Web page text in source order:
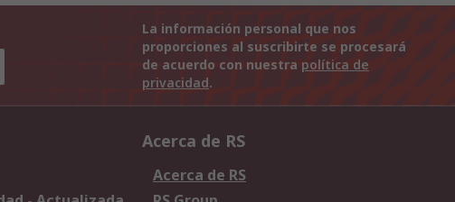
La información personal que nos
proporciones al suscribirte se procesará
de acuerdo con nuestra política de
privacidad.
Acerca de RS
Acerca de RS